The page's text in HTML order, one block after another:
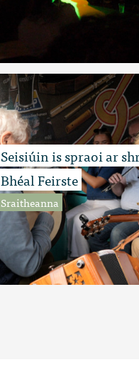
Seisiúin is spraoi ar
Bhéal Feirste
Sraitheanna